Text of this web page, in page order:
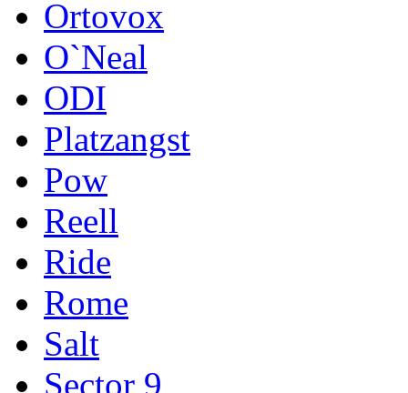
Ortovox
O`Neal
ODI
Platzangst
Pow
Reell
Ride
Rome
Salt
Sector 9